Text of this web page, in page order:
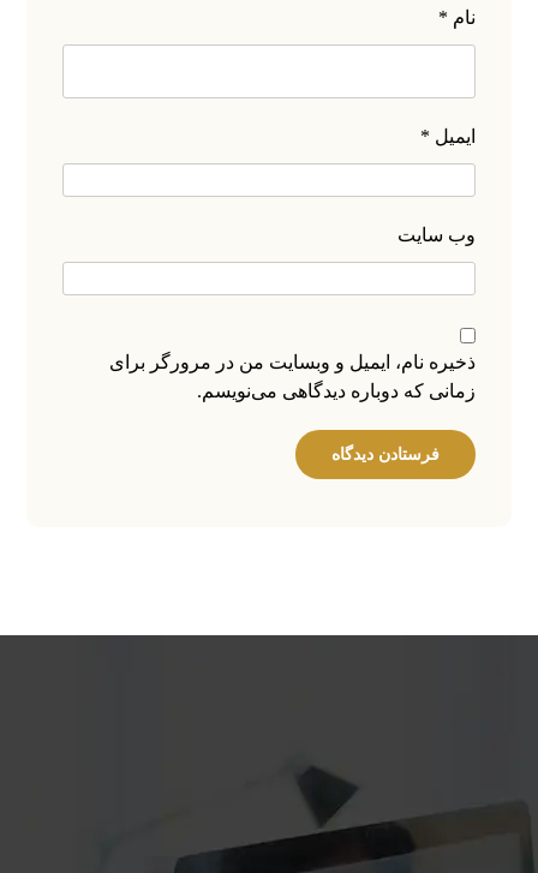
نام *
ایمیل *
وب‌ سایت
ذخیره نام، ایمیل و وبسایت من در مرورگر برای
زمانی که دوباره دیدگاهی می‌نویسم.